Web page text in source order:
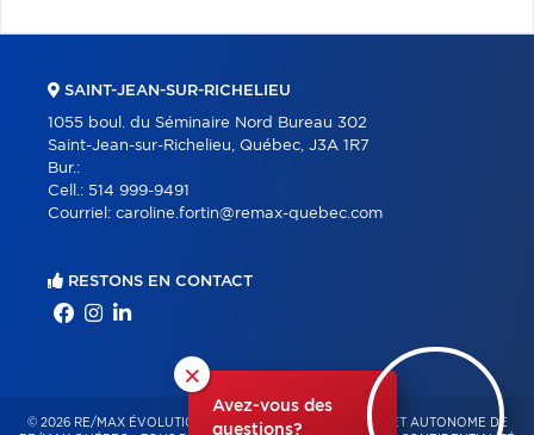
×
Avez-vous des
questions?
SAINT-JEAN-SUR-RICHELIEU
1055 boul. du Séminaire Nord Bureau 302
Saint-Jean-sur-Richelieu, Québec, J3A 1R7
Bur.:
Cell.: 514 999-9491
Courriel: caroline.fortin@remax-quebec.com
RESTONS EN CONTACT
© 2026 RE/MAX ÉVOLUTION – FRANCHISÉ INDÉPENDANT ET AUTONOME DE